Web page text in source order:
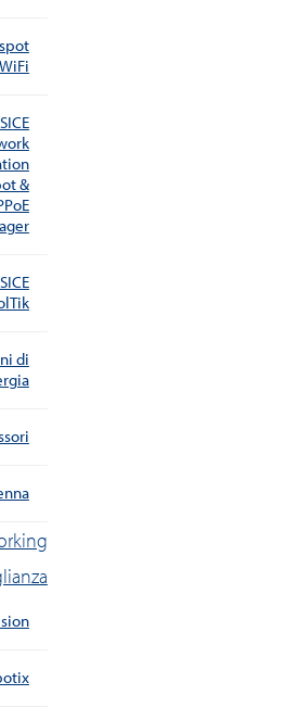
WiFi
SICE
&
SICE
di